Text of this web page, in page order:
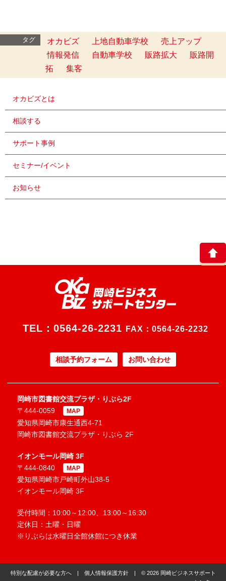
タグ オカビズ 上地自動車学校
売上アップ
情報発信
自動車学校 販路拡大
販路開
拓
集客
オカビズとは
相談する
サポート事例
セミナー/イベント
お知らせ
TEL： 0564-26-2231 FAX：0564-26-2232
相談予約フォーム お問い合わせ
岡崎市図書館交流プラザ・りぶら2F
〒444-0059
MAP
愛知県岡崎市康生通西4-71
岡崎市図書館交流プラザ・りぶら 2F
イオンモール岡崎 3F
〒444-0840
MAP
愛知県岡崎市戸崎町外山38-5
イオンモール岡崎 3F
受付時間：10:00～12:00、13:00～16:30
定休日：土曜・日曜
※りぶらは水曜日全館休館につき休業
特別な配慮が必要な方へ 個人情報保護方針 | © 2026 岡崎ビジネスサポート